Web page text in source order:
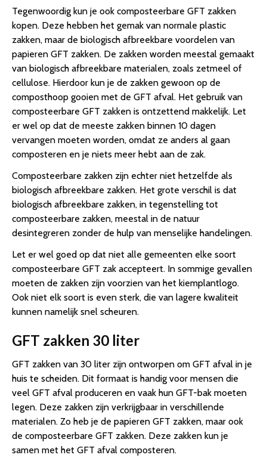
Tegenwoordig kun je ook composteerbare GFT zakken
kopen. Deze hebben het gemak van normale plastic
zakken, maar de biologisch afbreekbare voordelen van
papieren GFT zakken. De zakken worden meestal gemaakt
van biologisch afbreekbare materialen, zoals zetmeel of
cellulose. Hierdoor kun je de zakken gewoon op de
composthoop gooien met de GFT afval. Het gebruik van
composteerbare GFT zakken is ontzettend makkelijk. Let
er wel op dat de meeste zakken binnen 10 dagen
vervangen moeten worden, omdat ze anders al gaan
composteren en je niets meer hebt aan de zak.
Composteerbare zakken zijn echter niet hetzelfde als
biologisch afbreekbare zakken. Het grote verschil is dat
biologisch afbreekbare zakken, in tegenstelling tot
composteerbare zakken, meestal in de natuur
desintegreren zonder de hulp van menselijke handelingen.
Let er wel goed op dat niet alle gemeenten elke soort
composteerbare GFT zak accepteert. In sommige gevallen
moeten de zakken zijn voorzien van het kiemplantlogo.
Ook niet elk soort is even sterk, die van lagere kwaliteit
kunnen namelijk snel scheuren.
GFT zakken 30 liter
GFT zakken van 30 liter zijn ontworpen om GFT afval in je
huis te scheiden. Dit formaat is handig voor mensen die
veel GFT afval produceren en vaak hun GFT-bak moeten
legen. Deze zakken zijn verkrijgbaar in verschillende
materialen. Zo heb je de papieren GFT zakken, maar ook
de composteerbare GFT zakken. Deze zakken kun je
samen met het GFT afval composteren.